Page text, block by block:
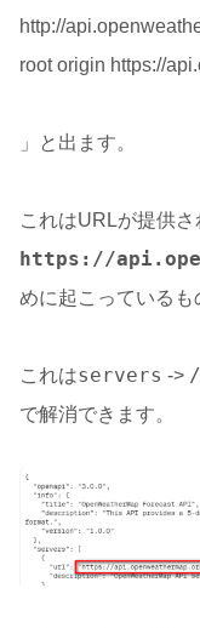
http://
root origin https://
」と出ます。
これはURLが提供
https://
めに起こっているも
これはservers ->
で解消できます。